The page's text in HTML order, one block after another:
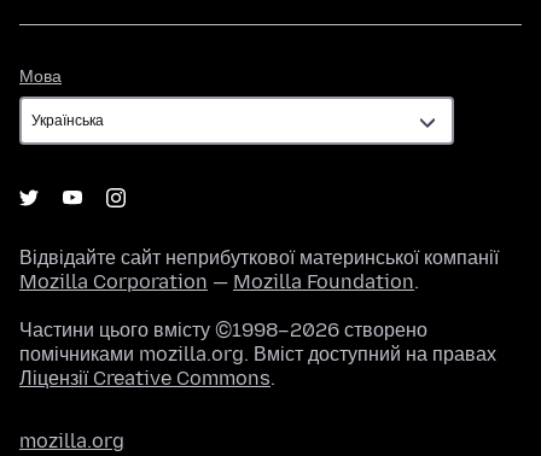
Мова
Відвідайте сайт неприбуткової материнської компанії
Mozilla Corporation — Mozilla Foundation.
Частини цього вмісту ©1998–2026 створено
помічниками mozilla.org. Вміст доступний на правах
Ліцензії Creative Commons.
mozilla.org